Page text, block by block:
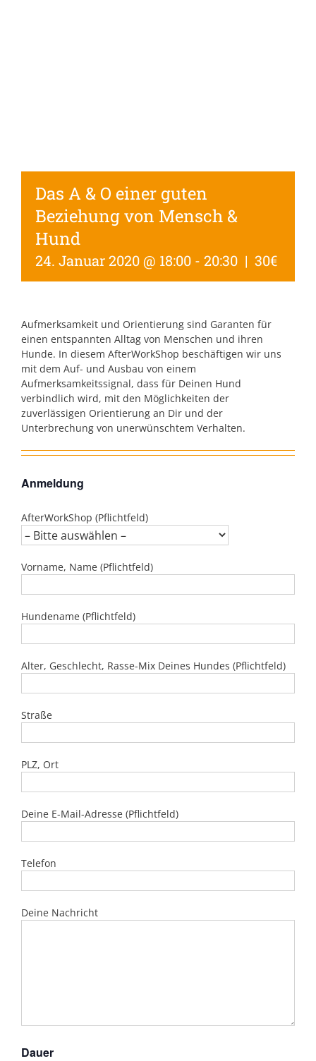
Das A & O einer guten
Beziehung von Mensch &
Hund
24. Januar 2020 @ 18:00 - 20:30 | 30€
Aufmerksamkeit und Orientierung sind Garanten für
einen entspannten Alltag von Menschen und ihren
Hunde. In diesem AfterWorkShop beschäftigen wir uns
mit dem Auf- und Ausbau von einem
Aufmerksamkeitssignal, dass für Deinen Hund
verbindlich wird, mit den Möglichkeiten der
zuverlässigen Orientierung an Dir und der
Unterbrechung von unerwünschtem Verhalten.
Anmeldung
AfterWorkShop (Pflichtfeld)
Vorname, Name (Pflichtfeld)
Hundename (Pflichtfeld)
Alter, Geschlecht, Rasse-Mix Deines Hundes (Pflichtfeld)
Straße
PLZ, Ort
Deine E-Mail-Adresse (Pflichtfeld)
Telefon
Deine Nachricht
Dauer